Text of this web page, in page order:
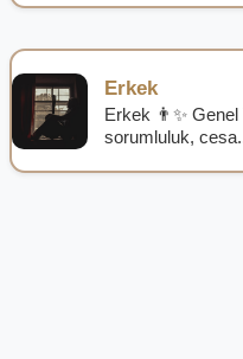
Erkek
Erkek 👨✨
sorumluluk,